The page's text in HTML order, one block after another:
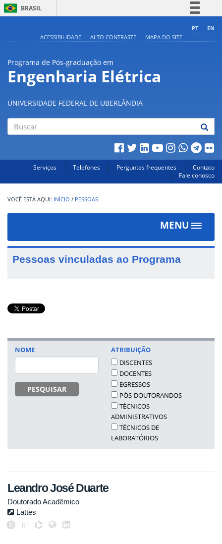
BRASIL
Comunica BR
Acesso à informação
Legislação
PT
EN
ACESSIBILIDADE
ALTO CONTRASTE MAPA DO SITE
Programa de Pós-graduação em
Engenharia Elétrica
UNIVERSIDADE FEDERAL DE UBERLÂNDIA
Serviços Telefones Perguntas frequentes
Contato
Fale conosco
INÍCIO / PESSOAS
MENU
Toggle
Pessoas vinculadas ao Programa
NOME
PESQUISAR
ATRIBUIÇÃO
DISCENTES
DOCENTES
EGRESSOS
PÓS-DOUTORANDOS
TÉCNICOS
ADMINISTRATIVOS
TÉCNICOS DE
LABORATÓRIOS
Leandro José Duarte
Doutorado Acadêmico
Lattes